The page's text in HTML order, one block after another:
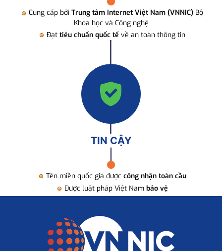
Cung cấp bởi Trung tâm Internet Việt Nam (VNNIC) Bộ
Khoa học và Công nghệ
Đạt tiêu chuẩn quốc tế về an toàn thông tin
TIN CẬY
Tên miền quốc gia được công nhận toàn cầu
Được luật pháp Việt Nam bảo vệ